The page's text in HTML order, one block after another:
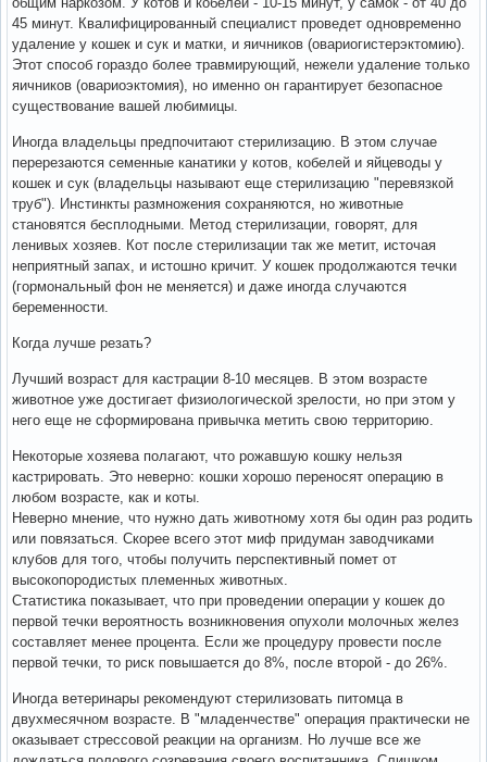
45 минут. Квалифицированный специалист проведет одновременно
удаление у кошек и сук и матки, и яичников (овариогистерэктомию).
Этот способ гораздо более травмирующий, нежели удаление только
яичников (овариоэктомия), но именно он гарантирует безопасное
существование вашей любимицы.
Иногда владельцы предпочитают стерилизацию. В этом случае
перерезаются семенные канатики у котов, кобелей и яйцеводы у
кошек и сук (владельцы называют еще стерилизацию "перевязкой
труб"). Инстинкты размножения сохраняются, но животные
становятся бесплодными. Метод стерилизации, говорят, для
ленивых хозяев. Кот после стерилизации так же метит, источая
неприятный запах, и истошно кричит. У кошек продолжаются течки
(гормональный фон не меняется) и даже иногда случаются
беременности.
Когда лучше резать?
Лучший возраст для кастрации 8-10 месяцев. В этом возрасте
животное уже достигает физиологической зрелости, но при этом у
него еще не сформирована привычка метить свою территорию.
Некоторые хозяева полагают, что рожавшую кошку нельзя
кастрировать. Это неверно: кошки хорошо переносят операцию в
любом возрасте, как и коты.
Неверно мнение, что нужно дать животному хотя бы один раз родить
или повязаться. Скорее всего этот миф придуман заводчиками
клубов для того, чтобы получить перспективный помет от
высокопородистых племенных животных.
Статистика показывает, что при проведении операции у кошек до
первой течки вероятность возникновения опухоли молочных желез
составляет менее процента. Если же процедуру провести после
первой течки, то риск повышается до 8%, после второй - до 26%.
Иногда ветеринары рекомендуют стерилизовать питомца в
двухмесячном возрасте. В "младенчестве" операция практически не
оказывает стрессовой реакции на организм. Но лучше все же